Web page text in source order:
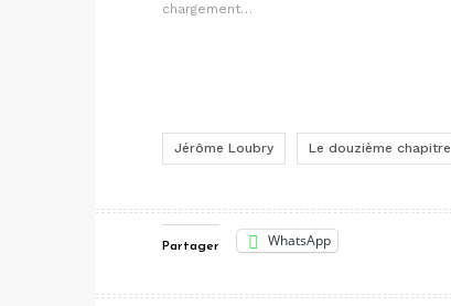
chargement…
Jérôme Loubry Le douzième chapitre
Partager WhatsApp